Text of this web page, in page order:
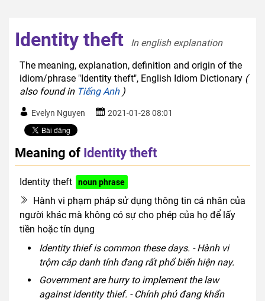
Identity theft
In english explanation
The meaning, explanation, definition and origin of the
idiom/phrase "Identity theft", English Idiom Dictionary (
also found in Tiếng Anh)
Evelyn Nguyen 2021-01-28 08:01
Meaning of Identity theft
Identity theft noun phrase
Hành vi phạm pháp sử dụng thông tin cá nhân của
người khác mà không có sự cho phép của họ để lấy
tiền hoặc tín dụng
Identity thief is common these days. - Hành vi
trộm cắp danh tính đang rất phổ biến hiện nay.
Government are hurry to implement the law
against identity thief. - Chính phủ đang khẩn